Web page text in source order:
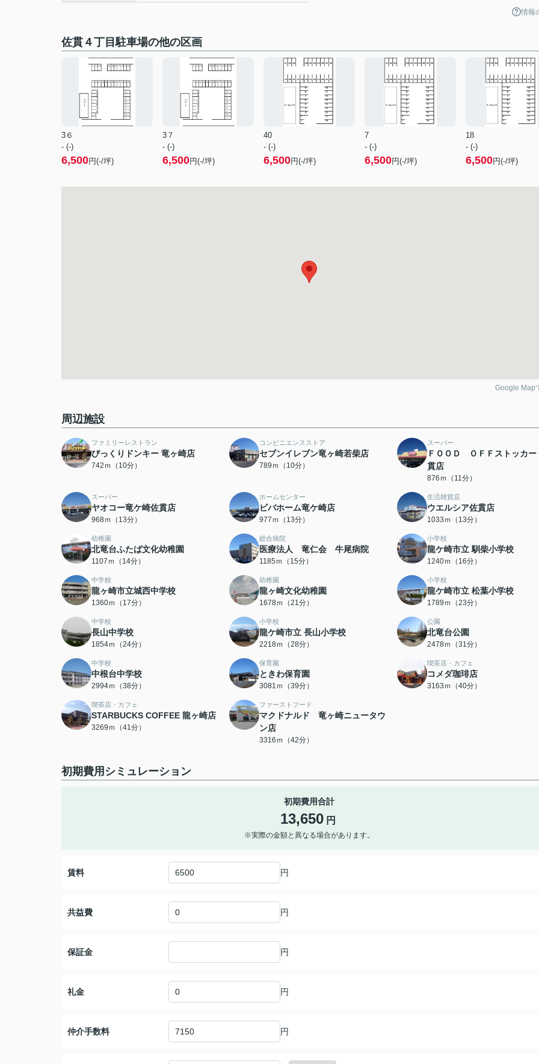
情報
佐貫４丁目駐車場の他の区画
3６
- (-)
6,500円(-/坪)
3７
- (-)
6,500円(-/坪)
40
- (-)
6,500円(-/坪)
7
- (-)
6,500円(-/坪)
18
- (-)
6,500円(-/坪)
Google Map
周辺施設
ファミリーレストラン
びっくりドンキー 竜ヶ崎店
742ｍ（10分）
コンビニエンスストア
セブンイレブン竜ヶ崎若柴店
789ｍ（10分）
スーパー
ＦＯＯＤ ＯＦＦストッカ
貫店
876ｍ（11分）
スーパー
ヤオコー竜ケ崎佐貫店
968ｍ（13分）
ホームセンター
ビバホーム竜ケ崎店
977ｍ（13分）
生活雑貨店
ウエルシア佐貫店
1033ｍ（13分）
幼稚園
北竜台ふたば文化幼稚園
1107ｍ（14分）
総合病院
医療法人 竜仁会 牛尾病院
1185ｍ（15分）
小学校
龍ケ崎市立 馴柴小学校
1240ｍ（16分）
中学校
龍ヶ崎市立城西中学校
1360ｍ（17分）
幼稚園
龍ヶ崎文化幼稚園
1678ｍ（21分）
小学校
龍ケ崎市立 松葉小学校
1789ｍ（23分）
中学校
長山中学校
1854ｍ（24分）
小学校
龍ケ崎市立 長山小学校
2218ｍ（28分）
公園
北竜台公園
2478ｍ（31分）
中学校
中根台中学校
2994ｍ（38分）
保育園
ときわ保育園
3081ｍ（39分）
喫茶店・カフェ
コメダ珈琲店
3163ｍ（40分）
喫茶店・カフェ
STARBUCKS COFFEE 龍ヶ崎店
3269ｍ（41分）
ファーストフード
マクドナルド 竜ヶ崎ニュータウ
ン店
3316ｍ（42分）
初期費用シミュレーション
初期費用合計
13,650 円
※実際の金額と異なる場合があります。
賃料 円
共益費 円
保証金 円
礼金 円
仲介手数料 円